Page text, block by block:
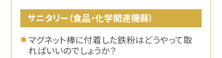
サニタリー（食品・化学関連機器）
マグネット棒に付着した鉄粉はどうやって取
ればいいのでしょうか？